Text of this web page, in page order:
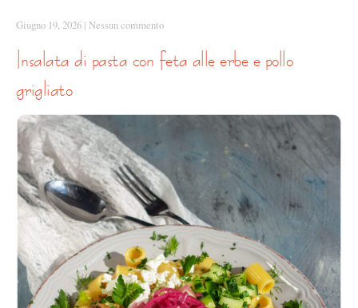
Giugno 19, 2026 | Nessun commento
insalata di pasta con feta alle erbe e pollo
grigliato